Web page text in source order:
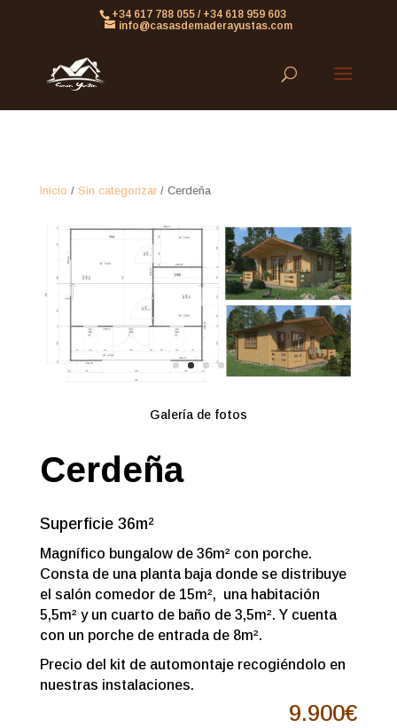
861613063953479
+34 617 788 055 / +34 618 959 603
info@casasdemaderayustas.com
Inicio / Sin categorizar/ Cerdeña
Galería de fotos
Cerdeña
Superficie 36m²
Magnífico bungalow de 36m² con porche.
Consta de una planta baja donde se distribuye
el salón comedor de 15m², una habitación
5,5m² y un cuarto de baño de 3,5m². Y cuenta
con un porche de entrada de 8m².
Precio del kit de automontaje recogiéndolo en
nuestras instalaciones.
9.900€